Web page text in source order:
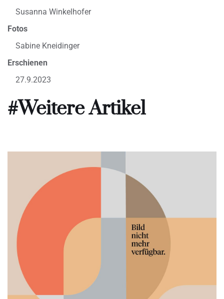
Susanna Winkelhofer
Fotos
Sabine Kneidinger
Erschienen
27.9.2023
#Weitere Artikel